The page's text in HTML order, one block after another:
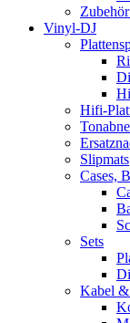
Vinyl-DJ
Hifi-
Slipmats
Cases,
Sets
Kabel